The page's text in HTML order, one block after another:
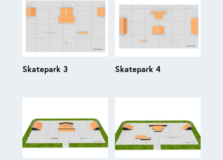
Skatepark 3 Skatepark 4